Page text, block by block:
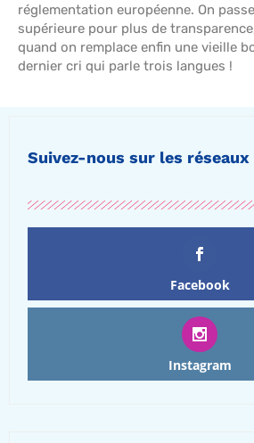
réglementation européenne. On
supérieure pour plus de
quand on remplace enfin une vieille
dernier cri qui parle trois langues !
Suivez-nous sur les
Facebook
Instagram